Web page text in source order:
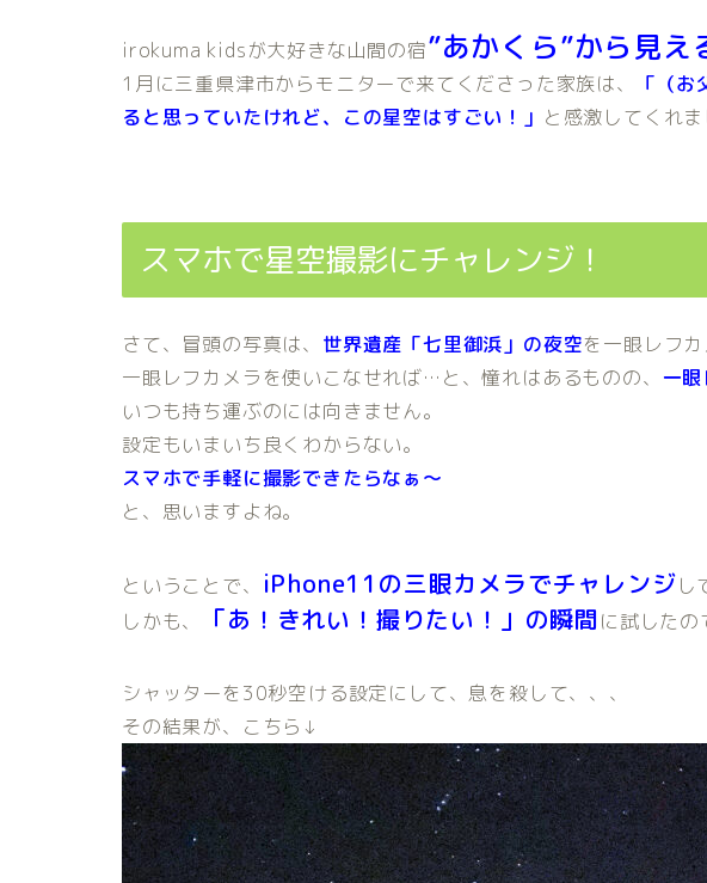
irokuma kidsが大好きな山間の宿”あかくら”から見え
1月に三重県津市からモニターで来てくださった家族は、
「（
ると思っていたけれど、この星空はすごい！」 と感激してくれま
スマホで星空撮影にチャレンジ！
さて、冒頭の写真は、 世界遺産「七里御浜」の夜空を一眼レフカ
一眼レフカメラを使いこなせれば…と、憧れはあるものの、 一
いつも持ち運ぶのには向きません。
設定もいまいち良くわからない。
スマホで手軽に撮影できたらなぁ～
と、思いますよね。
ということで、 iPhone11の三眼カメラでチャレンジし
しかも、
「あ！きれい！撮りたい！」の瞬間 に試したの
シャッターを30秒空ける設定にして、息を殺して、、、
その結果が、こちら↓